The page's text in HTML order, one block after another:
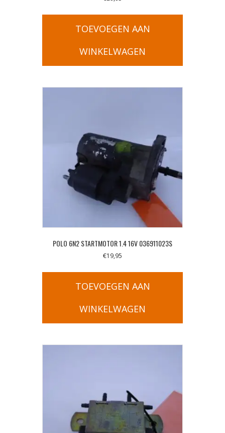
TOEVOEGEN AAN
WINKELWAGEN
POLO 6N2 STARTMOTOR 1.4 16V 036911023S
€19,95
TOEVOEGEN AAN
WINKELWAGEN